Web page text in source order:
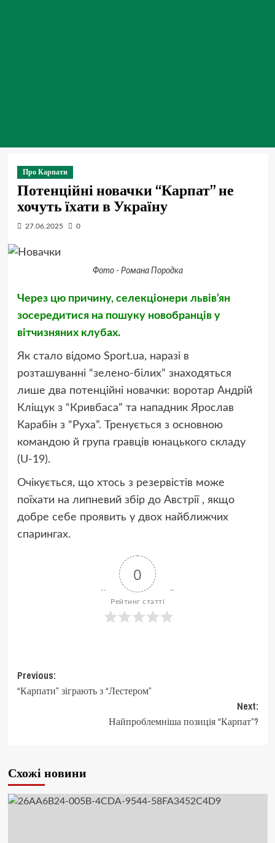
Про Карпати
Потенційні новачки “Карпат” не
хочуть їхати в Україну
27.06.2025 0
Фото - Романа Породка
Через цю причину, селекціонери львів’ян
зосередитися на пошуку новобранців у
вітчизняних клубах.
Як стало відомо Sport.ua, наразі в
розташуванні “зелено-білих” знаходяться
лише два потенційні новачки: воротар Андрій
Кліщук з “Кривбаса” та нападник Ярослав
Карабін з “Руха”. Тренується з основною
командою й група гравців юнацького складу
(U-19).
Очікується, що хтось з резервістів може
поїхати на липневий збір до Австрії , якщо
добре себе проявить у двох найближчих
спарингах.
0
Рейтинг статті
Post
navigation
Previous:
“Карпати” зіграють з “Лестером”
Next:
Найпроблемніша позиція “Карпат”?
Схожі новини